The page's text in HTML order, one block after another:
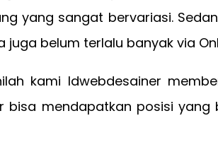
yang sangat bervariasi.
juga belum terlalu banyak via
kami Idwebdesainer
bisa mendapatkan posisi yang